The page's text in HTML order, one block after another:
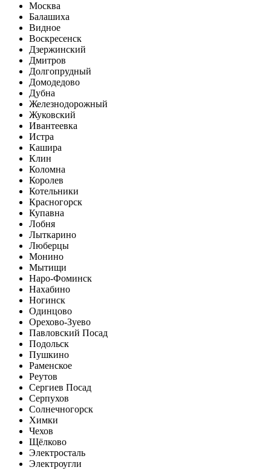
Москва
Балашиха
Видное
Воскресенск
Дзержинский
Дмитров
Долгопрудный
Домодедово
Дубна
Железнодорожный
Жуковский
Ивантеевка
Истра
Кашира
Клин
Коломна
Королев
Котельники
Красногорск
Купавна
Лобня
Лыткарино
Люберцы
Монино
Мытищи
Наро-Фоминск
Нахабино
Ногинск
Одинцово
Орехово-Зуево
Павловский Посад
Подольск
Пушкино
Раменское
Реутов
Сергиев Посад
Серпухов
Солнечногорск
Химки
Чехов
Щёлково
Электросталь
Электроугли